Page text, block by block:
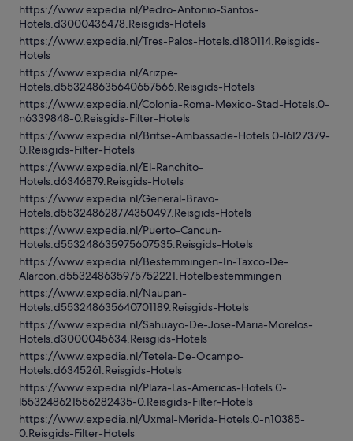
https://www.expedia.nl/Pedro-Antonio-Santos-
Hotels.d3000436478.Reisgids-Hotels
https://www.expedia.nl/Tres-Palos-Hotels.d180114.Reisgids-
Hotels
https://www.expedia.nl/Arizpe-
Hotels.d553248635640657566.Reisgids-Hotels
https://www.expedia.nl/Colonia-Roma-Mexico-Stad-Hotels.0-
n6339848-0.Reisgids-Filter-Hotels
https://www.expedia.nl/Britse-Ambassade-Hotels.0-l6127379-
0.Reisgids-Filter-Hotels
https://www.expedia.nl/El-Ranchito-
Hotels.d6346879.Reisgids-Hotels
https://www.expedia.nl/General-Bravo-
Hotels.d553248628774350497.Reisgids-Hotels
https://www.expedia.nl/Puerto-Cancun-
Hotels.d553248635975607535.Reisgids-Hotels
https://www.expedia.nl/Bestemmingen-In-Taxco-De-
Alarcon.d553248635975752221.Hotelbestemmingen
https://www.expedia.nl/Naupan-
Hotels.d553248635640701189.Reisgids-Hotels
https://www.expedia.nl/Sahuayo-De-Jose-Maria-Morelos-
Hotels.d3000045634.Reisgids-Hotels
https://www.expedia.nl/Tetela-De-Ocampo-
Hotels.d6345261.Reisgids-Hotels
https://www.expedia.nl/Plaza-Las-Americas-Hotels.0-
l553248621556282435-0.Reisgids-Filter-Hotels
https://www.expedia.nl/Uxmal-Merida-Hotels.0-n10385-
0.Reisgids-Filter-Hotels